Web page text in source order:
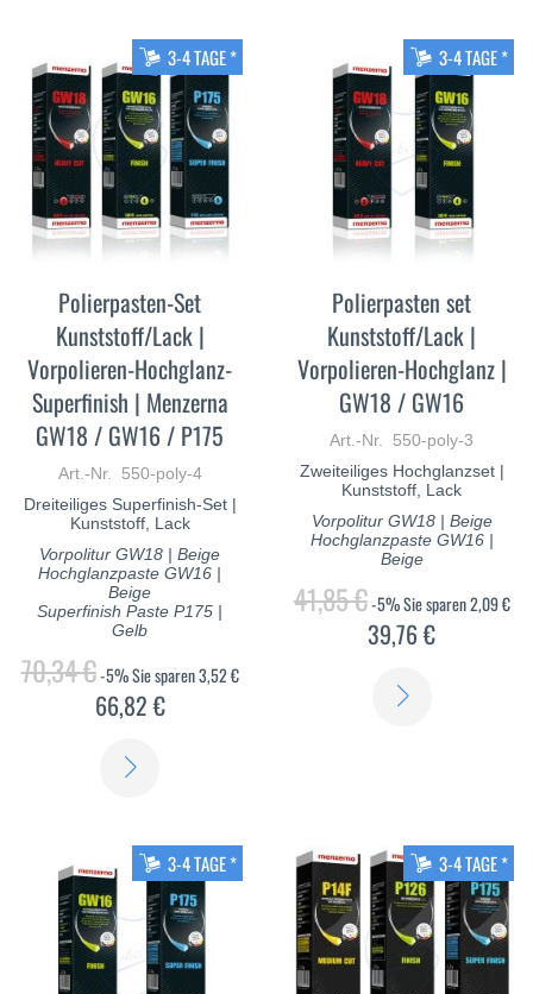
3-4 TAGE *
Polierpasten-Set
Kunststoff/Lack |
Vorpolieren-Hochglanz-
Superfinish | Menzerna
GW18 / GW16 / P175
Art.-Nr. 550-poly-4
Dreiteiliges Superfinish-Set |
Kunststoff, Lack
Vorpolitur GW18 | Beige
Hochglanzpaste GW16 |
Beige
Superfinish Paste P175 |
Gelb
70,34 €-5%Sie sparen3,52 €
66,82 €
3-4 TAGE *
Polierpasten set
Kunststoff/Lack |
Vorpolieren-Hochglanz |
GW18 / GW16
Art.-Nr. 550-poly-3
Zweiteiliges Hochglanzset |
Kunststoff, Lack
Vorpolitur GW18 | Beige
Hochglanzpaste GW16 |
Beige
41,85 €-5%Sie sparen2,09 €
39,76 €
3-4 TAGE * 3-4 TAGE *